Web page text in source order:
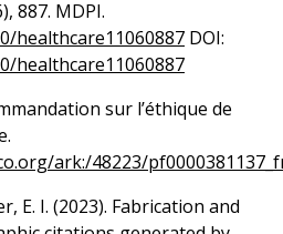
887. MDPI.
healthcare11060887 DOI:
healthcare11060887
sur l’éthique de
ark:/48223/
E. I. (2023). Fabrication and